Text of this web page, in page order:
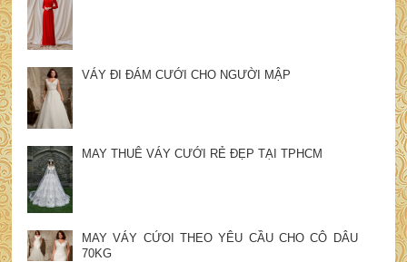
VÁY ĐI ĐÁM CƯỚI CHO NGƯỜI MẬP
MAY THUÊ VÁY CƯỚI RẺ ĐẸP TẠI TPHCM
MAY VÁY CỨOI THEO YÊU CẦU CHO CÔ DÂU
70KG